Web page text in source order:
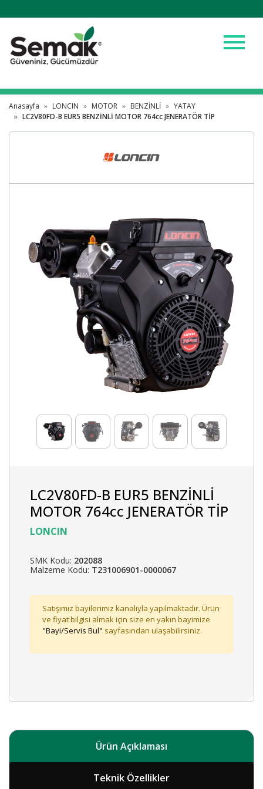
menu
Anasayfa LONCIN MOTOR BENZİNLİ
YATAY
LC2V80FD-B EUR5 BENZİNLİ MOTOR 764cc JENERATÖR TİP
Next
LC2V80FD-B EUR5 BENZİNLİ
MOTOR 764cc JENERATÖR TİP
LONCIN
SMK Kodu: 202088
Malzeme Kodu: T231006901-0000067
Satışımız bayilerimiz kanalıyla yapılmaktadır. Ürün
ve fiyat bilgisi almak için size en yakın bayimize
"Bayi/Servis Bul" sayfasından ulaşabilirsiniz.
Ürün Açıklaması
Teknik Özellikler